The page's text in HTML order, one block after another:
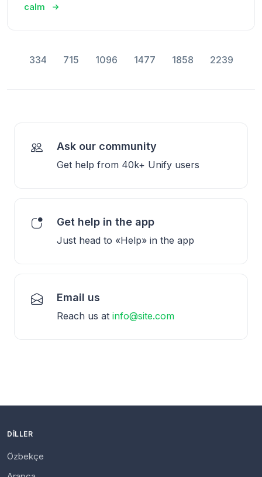
calm
334 715 1096 1477 1858 2239
Ask our community
Get help from 40k+ Unify users
Get help in the app
Just head to «Help» in the app
Email us
Reach us at info@site.com
DILLER
Özbekçe